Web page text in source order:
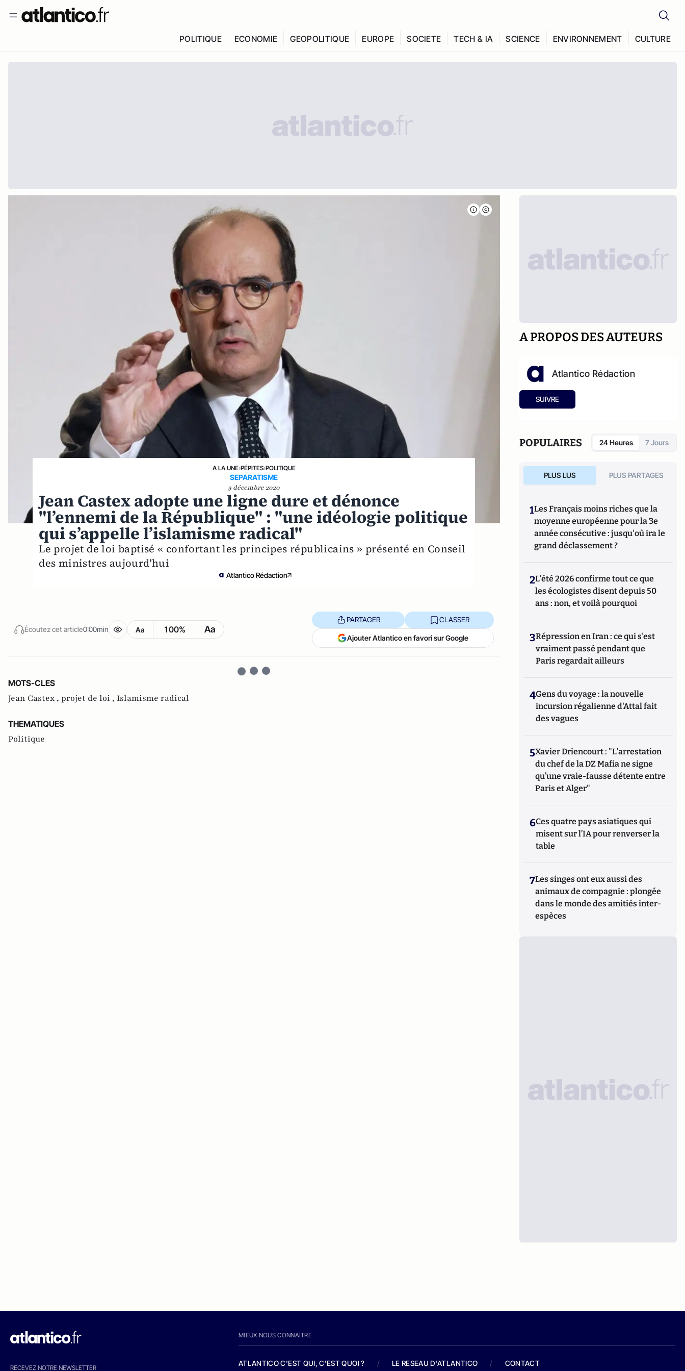
POLITIQUE ECONOMIE GEOPOLITIQUE EUROPE SOCIETE TECH & IA SCIENCE ENVIRONNEMENT CULTURE
A LA UNE›PÉPITES›POLITIQUE
SEPARATISME
9 décembre 2020
Jean Castex adopte une ligne dure et dénonce
"l’ennemi de la République" : "une idéologie politique
qui s’appelle l’islamisme radical"
Le projet de loi baptisé « confortant les principes républicains » présenté en Conseil
des ministres aujourd'hui
Atlantico Rédaction
Écoutez cet article0:00min Aa 100% Aa
PARTAGER CLASSER
Ajouter Atlantico en favori sur Google
MOTS-CLES
Jean Castex , projet de loi , Islamisme radical
THEMATIQUES
Politique
A PROPOS DES AUTEURS
Atlantico Rédaction
SUIVRE
POPULAIRES 24 Heures 7 Jours
PLUS LUS PLUS PARTAGES
1Les Français moins riches que la
moyenne européenne pour la 3e
année consécutive : jusqu'où ira le
grand déclassement ?
2L’été 2026 confirme tout ce que
les écologistes disent depuis 50
ans : non, et voilà pourquoi
3Répression en Iran : ce qui s'est
vraiment passé pendant que
Paris regardait ailleurs
4Gens du voyage : la nouvelle
incursion régalienne d'Attal fait
des vagues
5Xavier Driencourt : "L’arrestation
du chef de la DZ Mafia ne signe
qu’une vraie-fausse détente entre
Paris et Alger"
6Ces quatre pays asiatiques qui
misent sur l’IA pour renverser la
table
7Les singes ont eux aussi des
animaux de compagnie : plongée
dans le monde des amitiés inter-
espèces
RECEVEZ NOTRE NEWSLETTER
MIEUX NOUS CONNAITRE
ATLANTICO C'EST QUI, C'EST QUOI ? / LE RESEAU D'ATLANTICO / CONTACT